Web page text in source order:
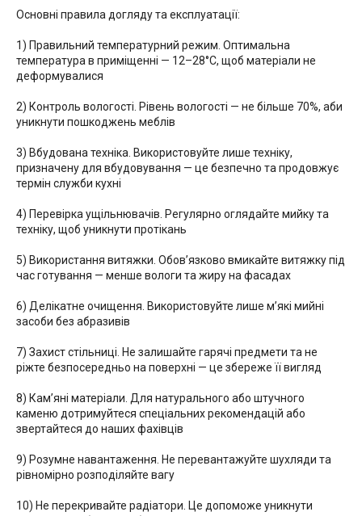
Основні правила догляду та експлуатації:
1) Правильний температурний режим. Оптимальна
температура в приміщенні — 12–28°C, щоб матеріали не
деформувалися
2) Контроль вологості. Рівень вологості — не більше 70%, аби
уникнути пошкоджень меблів
3) Вбудована техніка. Використовуйте лише техніку,
призначену для вбудовування — це безпечно та продовжує
термін служби кухні
4) Перевірка ущільнювачів. Регулярно оглядайте мийку та
техніку, щоб уникнути протікань
5) Використання витяжки. Обов’язково вмикайте витяжку під
час готування — менше вологи та жиру на фасадах
6) Делікатне очищення. Використовуйте лише м’які мийні
засоби без абразивів
7) Захист стільниці. Не залишайте гарячі предмети та не
ріжте безпосередньо на поверхні — це збереже її вигляд
8) Кам’яні матеріали. Для натурального або штучного
каменю дотримуйтеся спеціальних рекомендацій або
звертайтеся до наших фахівців
9) Розумне навантаження. Не перевантажуйте шухляди та
рівномірно розподіляйте вагу
10) Не перекривайте радіатори. Це допоможе уникнути